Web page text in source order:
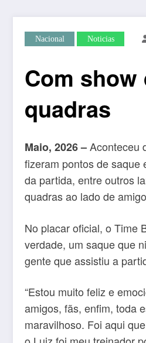
Nacional Noticias
Com show
quadras
Maio, 2026 –Aconteceu
fizeram pontos de saque
da partida, entre outros
quadras ao lado de
No placar oficial, o Time
verdade, um saque que
gente que assistiu a
“Estou muito feliz e
amigos, fãs, enfim, toda
maravilhoso. Foi aqui